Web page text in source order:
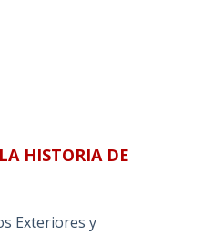
HISTORIA DE
Exteriores y